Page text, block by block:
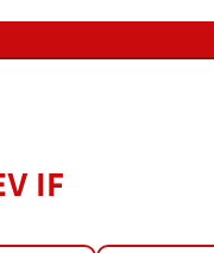
IF